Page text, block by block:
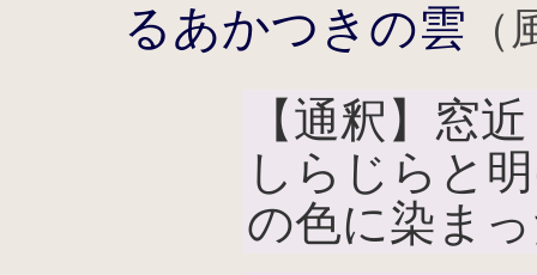
るあかつきの雲
【通釈】窓
しらじらと
の色に染ま